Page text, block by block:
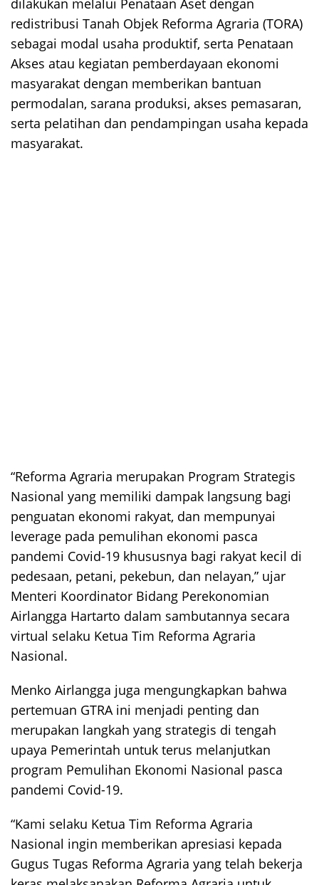
dilakukan melalui Penataan Aset dengan
redistribusi Tanah Objek Reforma Agraria (TORA)
sebagai modal usaha produktif, serta Penataan
Akses atau kegiatan pemberdayaan ekonomi
masyarakat dengan memberikan bantuan
permodalan, sarana produksi, akses pemasaran,
serta pelatihan dan pendampingan usaha kepada
masyarakat.
“Reforma Agraria merupakan Program Strategis
Nasional yang memiliki dampak langsung bagi
penguatan ekonomi rakyat, dan mempunyai
leverage pada pemulihan ekonomi pasca
pandemi Covid-19 khususnya bagi rakyat kecil di
pedesaan, petani, pekebun, dan nelayan,” ujar
Menteri Koordinator Bidang Perekonomian
Airlangga Hartarto dalam sambutannya secara
virtual selaku Ketua Tim Reforma Agraria
Nasional.
Menko Airlangga juga mengungkapkan bahwa
pertemuan GTRA ini menjadi penting dan
merupakan langkah yang strategis di tengah
upaya Pemerintah untuk terus melanjutkan
program Pemulihan Ekonomi Nasional pasca
pandemi Covid-19.
“Kami selaku Ketua Tim Reforma Agraria
Nasional ingin memberikan apresiasi kepada
Gugus Tugas Reforma Agraria yang telah bekerja